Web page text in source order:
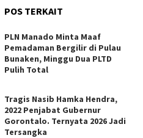
POS TERKAIT
PLN Manado Minta Maaf
Pemadaman Bergilir di Pulau
Bunaken, Minggu Dua PLTD
Pulih Total
Tragis Nasib Hamka Hendra,
2022 Penjabat Gubernur
Gorontalo. Ternyata 2026 Jadi
Tersangka